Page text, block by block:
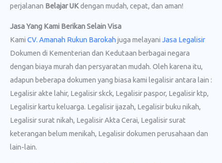
perjalanan Belajar UKdengan mudah, cepat, dan aman!
Jasa Yang Kami Berikan Selain Visa
Kami CV. Amanah Rukun Barokah juga melayani Jasa Legalisir
Dokumen di Kementerian dan Kedutaan berbagai negara
dengan biaya murah dan persyaratan mudah. Oleh karena itu,
adapun beberapa dokumen yang biasa kami legalisir antara lain :
Legalisir akte lahir, Legalisir skck, Legalisir paspor, Legalisir ktp,
Legalisir kartu keluarga. Legalisir ijazah, Legalisir buku nikah,
Legalisir surat nikah, Legalisir Akta Cerai, Legalisir surat
keterangan belum menikah, Legalisir dokumen perusahaan dan
lain-lain.